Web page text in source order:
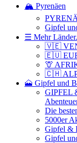
🏔️ Pyrenäen
Gipfel
☰ Mehr
🇻🇪
🇪🇺
🦒
🇨🇭
🗻 Gipfel und
GIPFEL
Die
5000er
Gipfel &
Gipfel